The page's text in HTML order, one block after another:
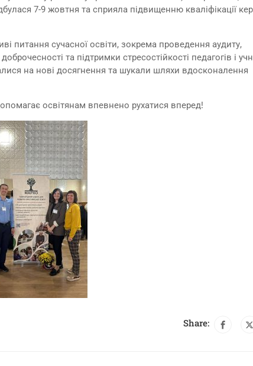
7-9 жовтня та сприяла підвищенню кваліфікації
питання сучасної освіти, зокрема проведення аудиту,
та підтримки стресостійкості педагогів і
на нові досягнення та шукали шляхи вдосконалення
освітянам впевнено рухатися вперед!
Share: